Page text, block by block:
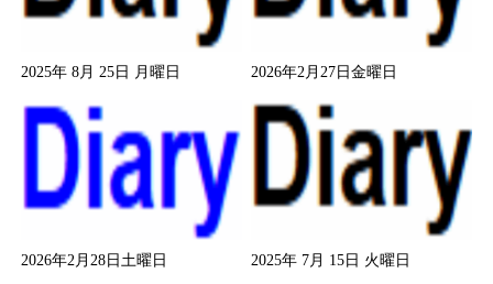
2025年 8月 25日 月曜日 2026年2月27日金曜日
2026年2月28日土曜日 2025年 7月 15日 火曜日